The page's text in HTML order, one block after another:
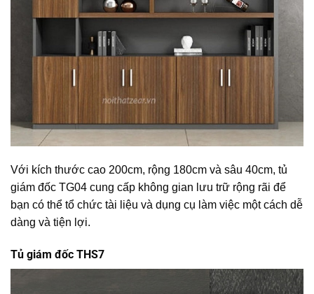
Với kích thước cao 200cm, rộng 180cm và sâu 40cm, tủ
giám đốc TG04 cung cấp không gian lưu trữ rộng rãi để
bạn có thể tổ chức tài liệu và dụng cụ làm việc một cách dễ
dàng và tiện lợi.
Tủ giám đốc THS7